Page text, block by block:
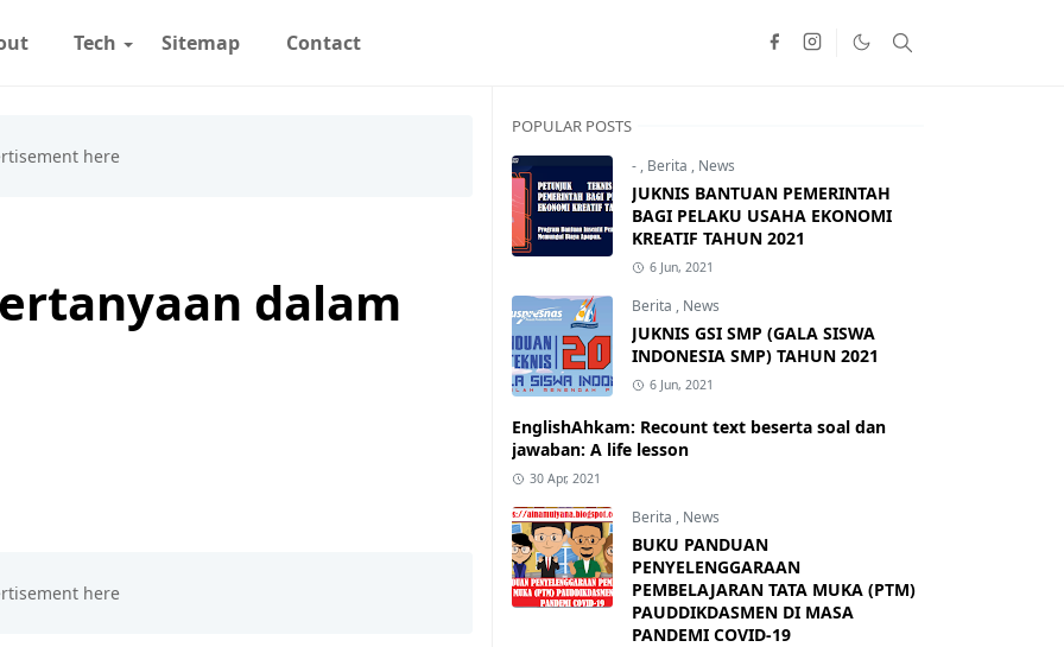
Tech Sitemap Contact
dalam
POPULAR POSTS
- , Berita , News
JUKNIS BANTUAN PEMERINTAH
BAGI PELAKU USAHA EKONOMI
KREATIF TAHUN 2021
6 Jun, 2021
Berita , News
JUKNIS GSI SMP (GALA SISWA
INDONESIA SMP) TAHUN 2021
6 Jun, 2021
EnglishAhkam: Recount text beserta soal dan
jawaban: A life lesson
30 Apr, 2021
Berita , News
BUKU PANDUAN
PENYELENGGARAAN
PEMBELAJARAN TATA MUKA (PTM)
PAUDDIKDASMEN DI MASA
PANDEMI COVID-19